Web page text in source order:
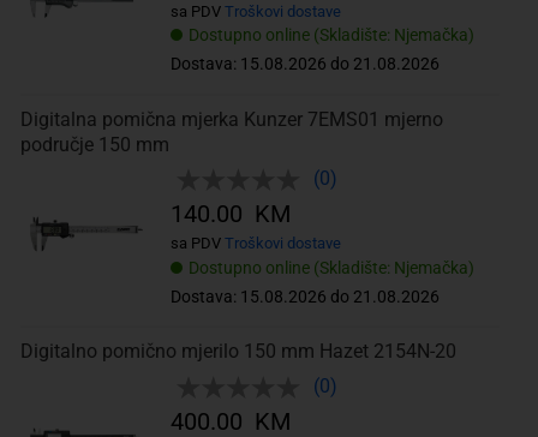
Dostupno online (Skladište: Njemačka)
Dostava: 15.08.2026 do 21.08.2026
sa PDV Troškovi dostave
Digitalna pomična mjerka Kunzer 7EMS01 mjerno
područje 150 mm
(0)
Dostupno online (Skladište: Njemačka)
Dostava: 15.08.2026 do 21.08.2026
140.00 KM
sa PDV Troškovi dostave
Digitalno pomično mjerilo 150 mm Hazet 2154N-20
(0)
400.00 KM